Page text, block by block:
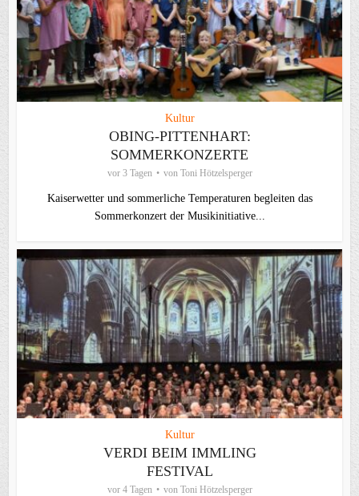
Kultur
OBING-PITTENHART:
SOMMERKONZERTE
vor 3 Tagen von Toni Hötzelsperger
Kaiserwetter und sommerliche Temperaturen begleiten das
Sommerkonzert der Musikinitiative...
Kultur
VERDI BEIM IMMLING
FESTIVAL
vor 4 Tagen von Toni Hötzelsperger